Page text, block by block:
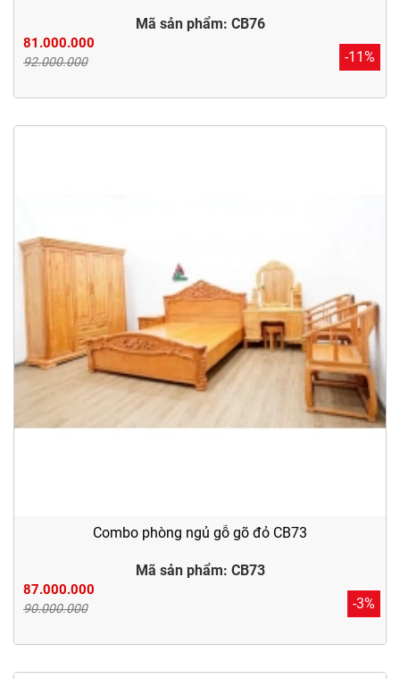
Mã sản phẩm: CB76
81.000.000
92.000.000 -11%
Combo phòng ngủ gỗ gõ đỏ CB73
Mã sản phẩm: CB73
87.000.000
90.000.000 -3%